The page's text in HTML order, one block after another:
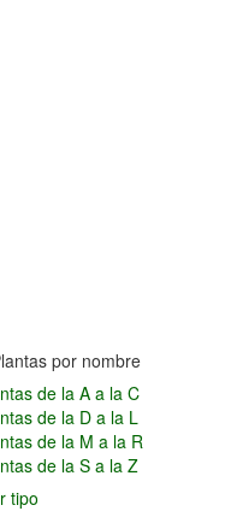
por nombre
de la A a la C
de la D a la L
de la M a la R
de la S a la Z
tipo